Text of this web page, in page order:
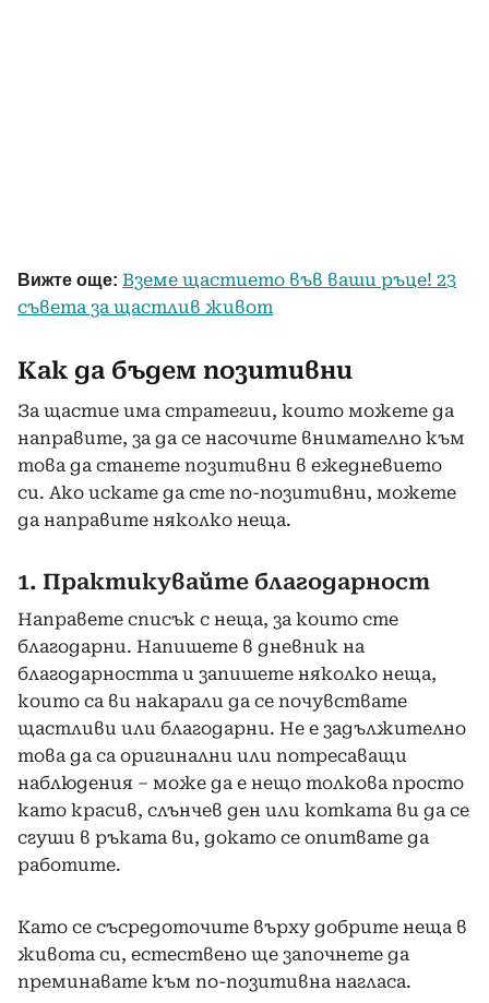
Вижте още: Вземе щастието във ваши ръце! 23
съвета за щастлив живот
Как да бъдем позитивни
За щастие има стратегии, които можете да
направите, за да се насочите внимателно към
това да станете позитивни в ежедневието
си. Ако искате да сте по-позитивни, можете
да направите няколко неща.
1. Практикувайте благодарност
Направете списък с неща, за които сте
благодарни. Напишете в дневник на
благодарността и запишете няколко неща,
които са ви накарали да се почувствате
щастливи или благодарни. Не е задължително
това да са оригинални или потресаващи
наблюдения – може да е нещо толкова просто
като красив, слънчев ден или котката ви да се
сгуши в ръката ви, докато се опитвате да
работите.
Като се съсредоточите върху добрите неща в
живота си, естествено ще започнете да
преминавате към по-позитивна нагласа.